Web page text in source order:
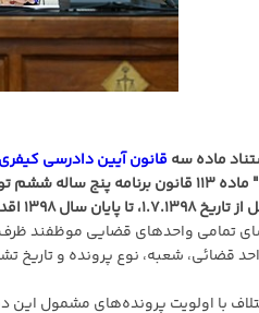
ماده سهقانون آیین دادرسی کیفری
توسعه حقوقی و قضایی موضوع بند "د" ماده
ذیل انجام گیرد:
تمامی واحد‌های قضایی موظفند ظرف
قضائی، شعبه، نوع پرونده و تاریخ
با اولویت پرونده‌های مشمول این